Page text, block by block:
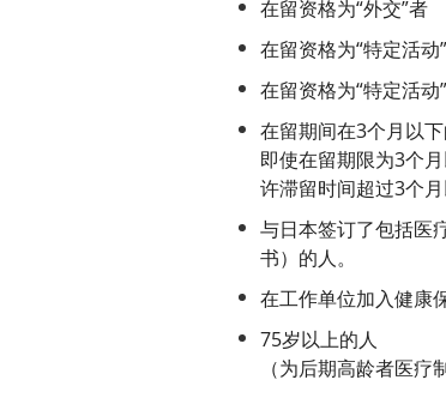
在留资格为“外交”者
在留资格为“特定活动
在留资格为“特定活
在留期间在3个月以
即使在留期限为3个
许滞留时间超过3个月
与日本签订了包括医
书）的人。
在工作单位加入健康
75岁以上的人
（为后期高龄者医疗